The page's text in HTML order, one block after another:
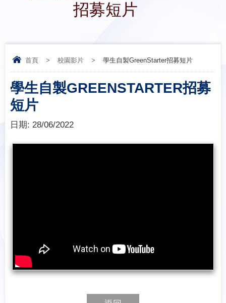
招募短片
首頁 > 校園影片 > 學生自製GreenStarter招募短片
學生自製GREENSTARTER招募
短片
日期: 28/06/2022